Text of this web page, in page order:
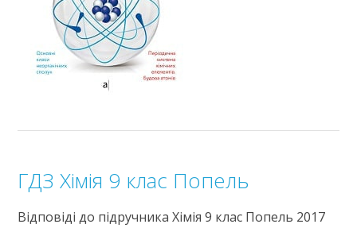
ГДЗ Хімія 9 клас Попель
Відповіді до підручника Хімія 9 клас Попель 2017